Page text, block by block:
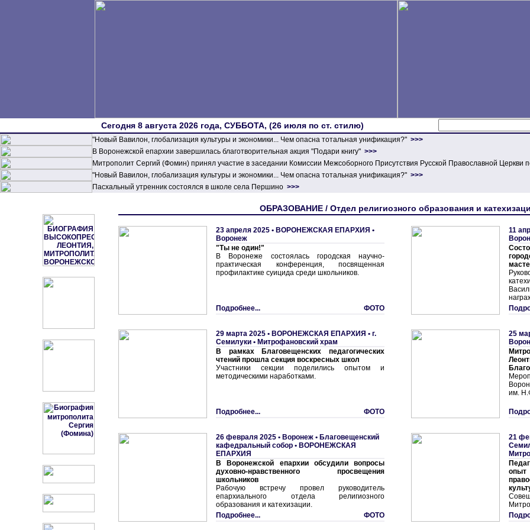
Сегодня 8 августа 2026 года, СУББОТА, (26 июля по ст. стилю)
"Новый Вавилон, глобализация культуры и экономики... Чем опасна тотальная унификация?" >>>
В Воронежской епархии завершилась благотворительная акция "Подари книгу" >>>
Митрополит Сергий (Фомин) принял участие в заседании Комиссии Межсоборного Присутствия Русской Православной Церкви
"Новый Вавилон, глобализация культуры и экономики... Чем опасна тотальная унификация?" >>>
Пасхальный утренник состоялся в школе села Першино >>>
ОБРАЗОВАНИЕ / Отдел религиозного образования и
23 апреля 2025 • ВОРОНЕЖСКАЯ ЕПАРХИЯ •
Воронеж
"Ты не один!"
В Воронеже состоялась городская научно-
практическая конференция, посвященная
профилактике суицида среди школьников.
Подробнее... ФОТО
29 марта 2025 • ВОРОНЕЖСКАЯ ЕПАРХИЯ • г.
Семилуки • Митрофановский храм
В рамках Благовещенских педагогических
чтений прошла секция воскресных школ
Участники секции поделились опытом и
методическими наработками.
Подробнее... ФОТО
26 февраля 2025 • Воронеж • Благовещенский
кафедральный собор • ВОРОНЕЖСКАЯ
ЕПАРХИЯ
В Воронежской епархии обсудили вопросы
духовно-нравственного просвещения
школьников
Рабочую встречу провел руководитель
епархиального отдела религиозного
образования и катехизации.
Подробнее...
ФОТО
11
25
им.
21
опыт